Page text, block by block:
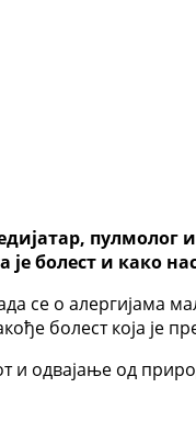
пулмолог
болест и како
се о
болест која је
и одвајање од